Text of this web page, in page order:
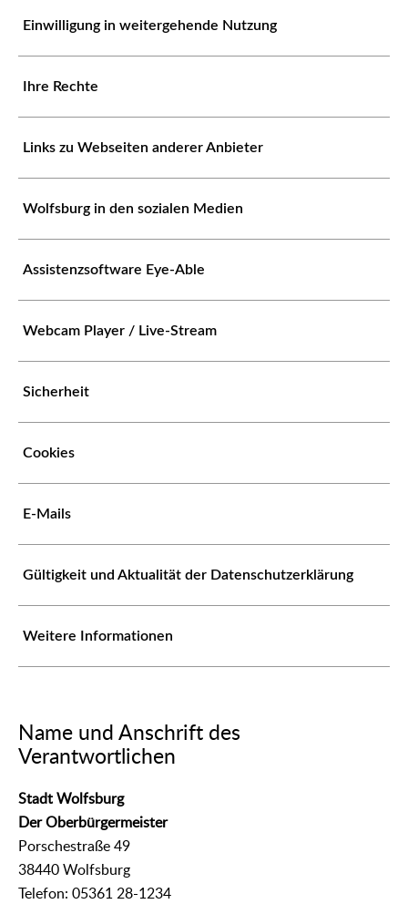
Einwilligung in weitergehende Nutzung
Ihre Rechte
Links zu Webseiten anderer Anbieter
Wolfsburg in den sozialen Medien
Assistenzsoftware Eye-Able
Webcam Player / Live-Stream
Sicherheit
Cookies
E-Mails
Gültigkeit und Aktualität der Datenschutzerklärung
Weitere Informationen
Name und Anschrift des
Verantwortlichen
Stadt Wolfsburg
Der Oberbürgermeister
Porschestraße 49
38440 Wolfsburg
Telefon: 05361 28-1234